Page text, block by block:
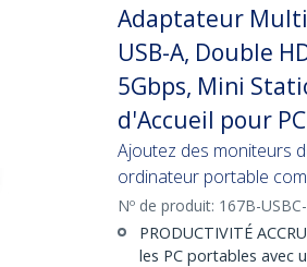
Adaptateur
USB-A, Double
5Gbps, Mini
d'Accueil pour
Ajoutez des moniteurs
ordinateur portable
Nº de produit: 167B-
PRODUCTIVITÉ
les PC portables avec